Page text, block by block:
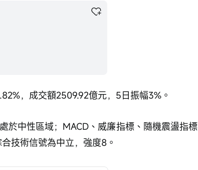
，成交額2509.92億元，5日振幅3%。
於中性區域；MACD、威廉指標、隨機震盪指標
技術信號為中立，強度8。